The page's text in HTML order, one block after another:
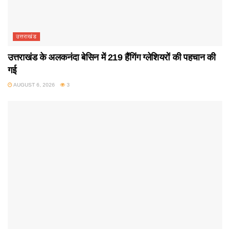
उत्तराखंड
उत्तराखंड के अलकनंदा बेसिन में 219 हैंगिंग ग्लेशियरों की पहचान की
गई
AUGUST 6, 2026 3